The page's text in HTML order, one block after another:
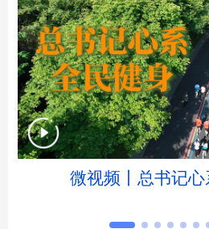
文化产业
地方频道
北京 天津
辽宁 吉林
微视频丨总书记